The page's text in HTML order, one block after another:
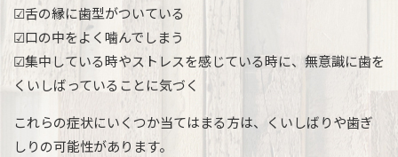
☑舌の縁に歯型がついている
☑口の中をよく噛んでしまう
☑集中している時やストレスを感じている時に、無意識に歯を
くいしばっていることに気づく
これらの症状にいくつか当てはまる方は、くいしばりや歯ぎ
しりの可能性があります。